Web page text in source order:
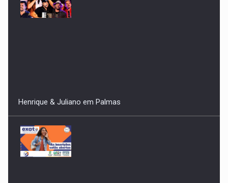
Henrique & Juliano em Palmas
Segunda edição Exato